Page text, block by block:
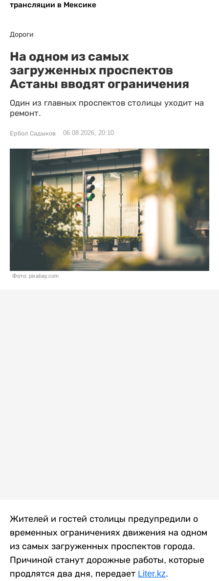
трансляции в Мексике
Дороги
На одном из самых
загруженных проспектов
Астаны вводят ограничения
Один из главных проспектов столицы уходит на
ремонт.
Ербол Садыков 06.08.2026, 20:10
Фото: pixabay.com
Жителей и гостей столицы предупредили о
временных ограничениях движения на одном
из самых загруженных проспектов города.
Причиной станут дорожные работы, которые
продлятся два дня, передает Liter.kz.